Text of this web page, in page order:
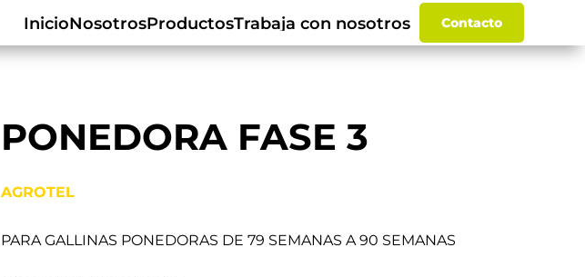
InicioNosotrosProductosTrabaja con nosotros Contacto
PONEDORA FASE 3
AGROTEL
PARA GALLINAS PONEDORAS DE 79 SEMANAS A 90 SEMANAS